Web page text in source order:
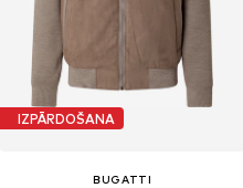
IZPĀRDOŠANA
BUGATTI